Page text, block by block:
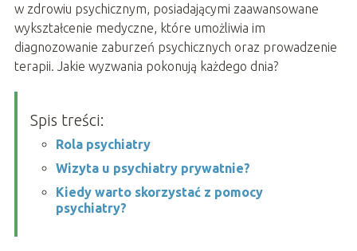
w zdrowiu psychicznym, posiadającymi zaawansowane
wykształcenie medyczne, które umożliwia im
diagnozowanie zaburzeń psychicznych oraz prowadzenie
terapii. Jakie wyzwania pokonują każdego dnia?
Spis treści:
Rola psychiatry
Wizyta u psychiatry prywatnie?
Kiedy warto skorzystać z pomocy
psychiatry?